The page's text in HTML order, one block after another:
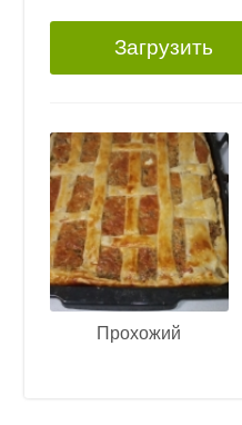
Загрузить
Прохожий